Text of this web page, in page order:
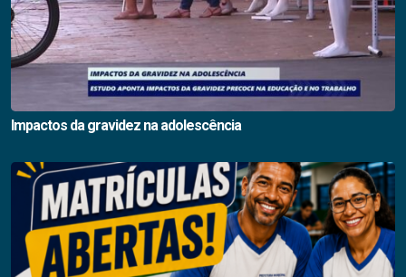
Impactos da gravidez na adolescência